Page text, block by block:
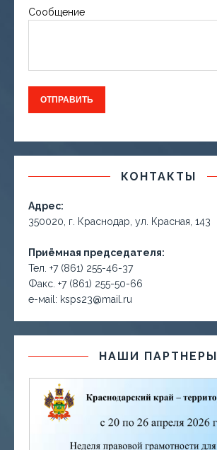
Сообщение
КОНТАКТЫ
Адрес:
350020, г. Краснодар, ул. Красная, 143
Приёмная председателя:
Тел. +7 (861) 255-46-37
Факс. +7 (861) 255-50-66
е-маil: ksps23@mail.ru
НАШИ ПАРТНЕРЫ